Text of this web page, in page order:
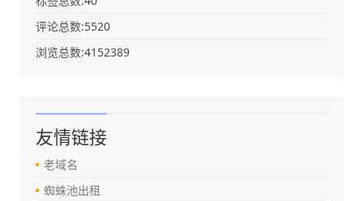
评论总数:5520
浏览总数:4152389
友情链接
老域名
蜘蛛池出租